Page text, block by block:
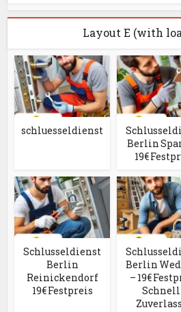
Layout E (with
schluesseldienst
Berlin
19€
Schlusseldienst
Berlin
Reinickendorf
19€ Festpreis
Berlin
– 19€
Schnell